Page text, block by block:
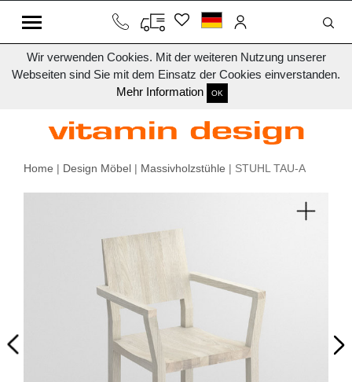
Wir verwenden Cookies. Mit der weiteren Nutzung unserer
Webseiten sind Sie mit dem Einsatz der Cookies einverstanden.
Mehr Information
OK
Home | Design Möbel | Massivholzstühle | STUHL TAU-A